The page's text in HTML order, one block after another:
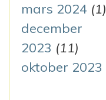
mars 2024 (1)
december
2023 (11)
oktober 2023